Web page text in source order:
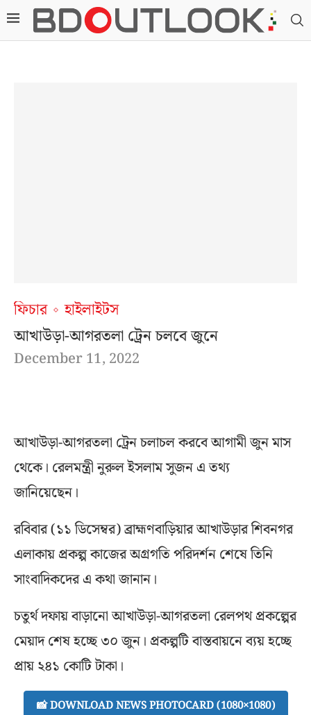
ফিচার
হাইলাইটস
আখাউড়া-আগরতলা ট্রেন চলবে জুনে
December 11, 2022
আখাউড়া-আগরতলা ট্রেন চলাচল করবে আগামী জুন মাস
থেকে। রেলমন্ত্রী নুরুল ইসলাম সুজন এ তথ্য
জানিয়েছেন।
রবিবার (১১ ডিসেম্বর) ব্রাহ্মণবাড়িয়ার আখাউড়ার শিবনগর
এলাকায় প্রকল্প কাজের অগ্রগতি পরিদর্শন শেষে তিনি
সাংবাদিকদের এ কথা জানান।
চতুর্থ দফায় বাড়ানো আখাউড়া-আগরতলা রেলপথ প্রকল্পের
মেয়াদ শেষ হচ্ছে ৩০ জুন। প্রকল্পটি বাস্তবায়নে ব্যয় হচ্ছে
প্রায় ২৪১ কোটি টাকা।
📸 DOWNLOAD NEWS PHOTOCARD (1080×1080)